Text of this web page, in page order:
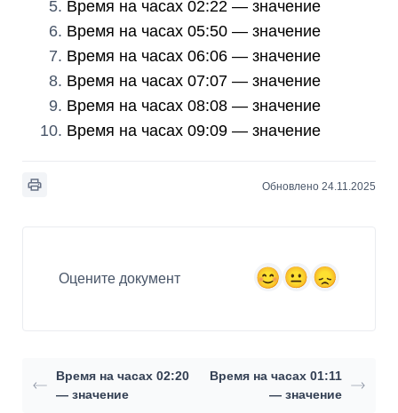
Время на часах 02:22 — значение
Время на часах 05:50 — значение
Время на часах 06:06 — значение
Время на часах 07:07 — значение
Время на часах 08:08 — значение
Время на часах 09:09 — значение
Обновлено 24.11.2025
Оцените документ
Время на часах 02:20
— значение
Время на часах 01:11
— значение